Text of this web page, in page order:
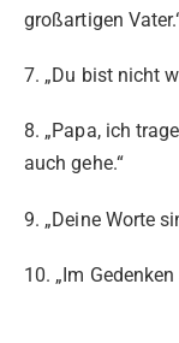
großartigen
7. „Du bist nicht
8. „Papa, ich
auch gehe.“
9. „Deine Worte
10. „Im